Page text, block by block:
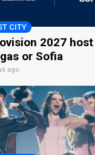
CITY
2027
or Sofia
ago